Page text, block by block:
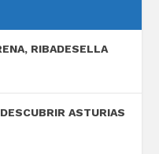
RIBADESELLA
ASTURIAS